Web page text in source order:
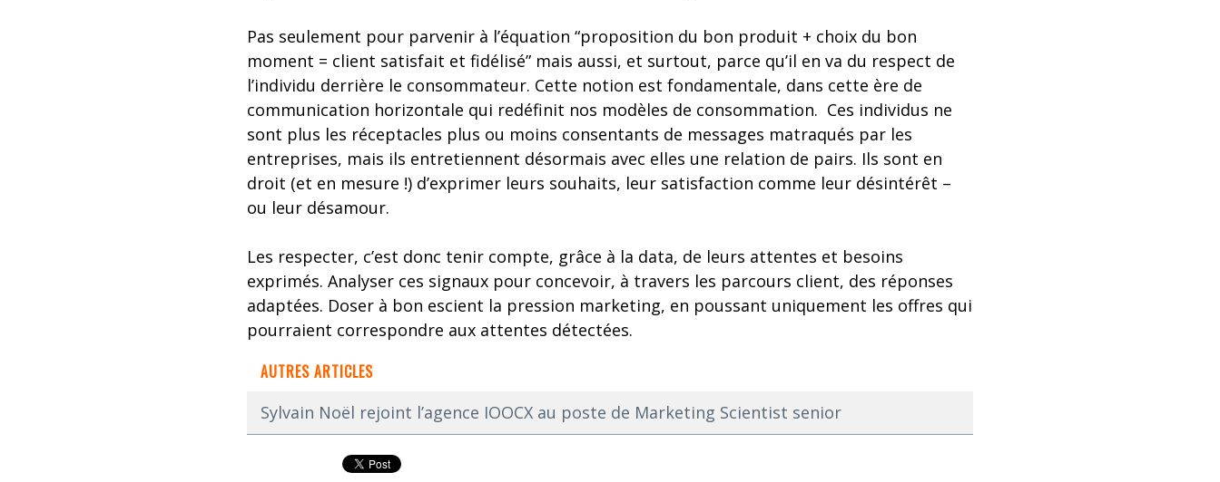
Pas seulement pour parvenir à l’équation “proposition du bon produit + choix du bon
moment = client satisfait et fidélisé” mais aussi, et surtout, parce qu’il en va du respect de
l’individu derrière le consommateur. Cette notion est fondamentale, dans cette ère de
communication horizontale qui redéfinit nos modèles de consommation. Ces individus ne
sont plus les réceptacles plus ou moins consentants de messages matraqués par les
entreprises, mais ils entretiennent désormais avec elles une relation de pairs. Ils sont en
droit (et en mesure !) d’exprimer leurs souhaits, leur satisfaction comme leur désintérêt –
ou leur désamour.
Les respecter, c’est donc tenir compte, grâce à la data, de leurs attentes et besoins
exprimés. Analyser ces signaux pour concevoir, à travers les parcours client, des réponses
adaptées. Doser à bon escient la pression marketing, en poussant uniquement les offres qui
pourraient correspondre aux attentes détectées.
AUTRES ARTICLES
Sylvain Noël rejoint l’agence IOOCX au poste de Marketing Scientist senior